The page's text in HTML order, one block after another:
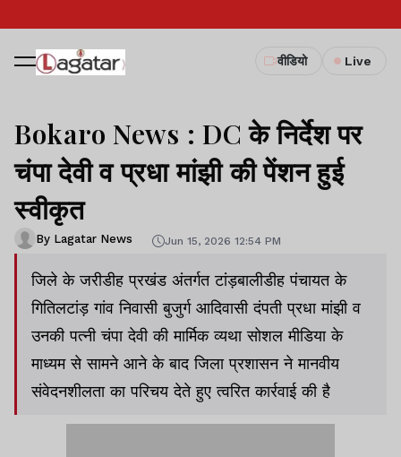
वीडियो Live
Bokaro News : DC के निर्देश पर
चंपा देवी व प्रधा मांझी की पेंशन हुई
स्वीकृत
By Lagatar News Jun 15, 2026 12:54 PM
जिले के जरीडीह प्रखंड अंतर्गत टांड़बालीडीह पंचायत के
गितिलटांड़ गांव निवासी बुजुर्ग आदिवासी दंपती प्रधा मांझी व
उनकी पत्नी चंपा देवी की मार्मिक व्यथा सोशल मीडिया के
माध्यम से सामने आने के बाद जिला प्रशासन ने मानवीय
संवेदनशीलता का परिचय देते हुए त्वरित कार्रवाई की है